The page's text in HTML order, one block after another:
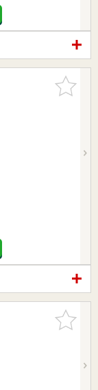
お気に入
りに追加
お気に入
りに追加